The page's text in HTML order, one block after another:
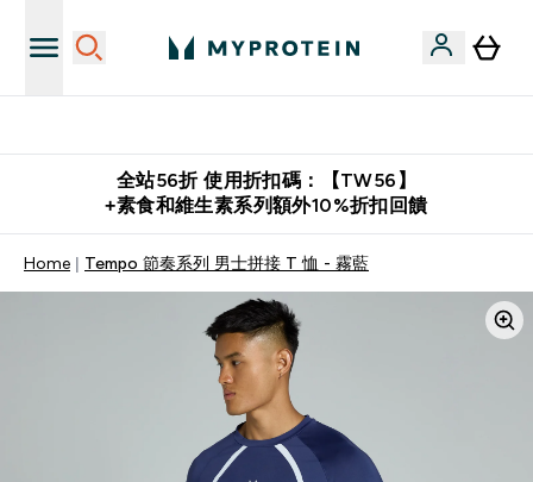
全站56折 使用折扣碼：【TW56】
+素食和維生素系列額外10%折扣回饋
Home Tempo 節奏系列 男士拼接 T 恤 - 霧藍